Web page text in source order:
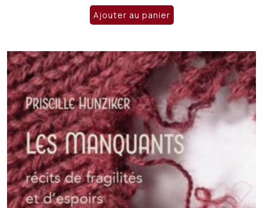
Ajouter au panier